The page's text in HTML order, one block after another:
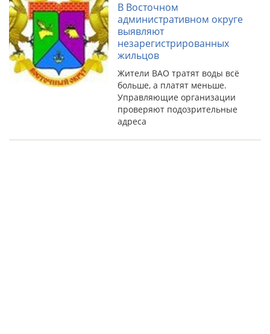
В Восточном
административном округе
выявляют
незарегистрированных
жильцов
Жители ВАО тратят воды всё
больше, а платят меньше.
Управляющие организации
проверяют подозрительные
адреса